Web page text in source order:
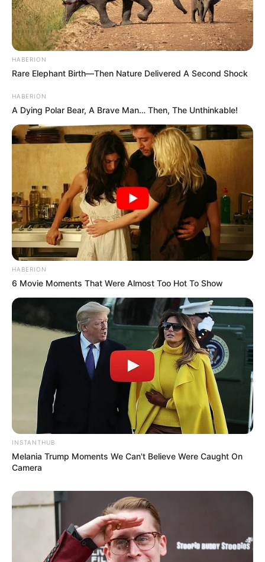
HABERION
Rare Elephant Birth—Then Nature Delivered A Second Shock
HABERION
A Dying Polar Bear, A Brave Man… Then, The Unthinkable!
HABERION
6 Movie Moments That Were Almost Too Hot To Show
INSTANTHUB
Melania Trump Moments We Can't Believe Were Caught On
Camera